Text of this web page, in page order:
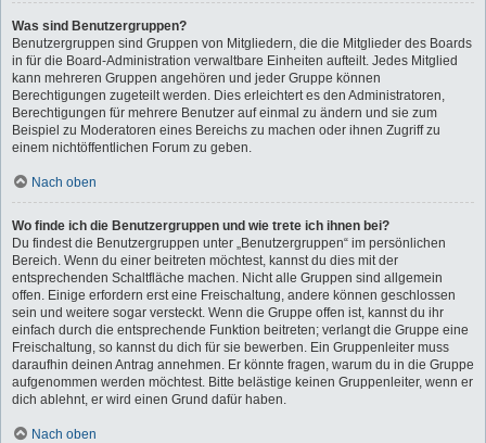
Was sind Benutzergruppen?
Benutzergruppen sind Gruppen von Mitgliedern, die die Mitglieder des Boards
in für die Board-Administration verwaltbare Einheiten aufteilt. Jedes Mitglied
kann mehreren Gruppen angehören und jeder Gruppe können
Berechtigungen zugeteilt werden. Dies erleichtert es den Administratoren,
Berechtigungen für mehrere Benutzer auf einmal zu ändern und sie zum
Beispiel zu Moderatoren eines Bereichs zu machen oder ihnen Zugriff zu
einem nichtöffentlichen Forum zu geben.
Nach oben
Wo finde ich die Benutzergruppen und wie trete ich ihnen bei?
Du findest die Benutzergruppen unter „Benutzergruppen“ im persönlichen
Bereich. Wenn du einer beitreten möchtest, kannst du dies mit der
entsprechenden Schaltfläche machen. Nicht alle Gruppen sind allgemein
offen. Einige erfordern erst eine Freischaltung, andere können geschlossen
sein und weitere sogar versteckt. Wenn die Gruppe offen ist, kannst du ihr
einfach durch die entsprechende Funktion beitreten; verlangt die Gruppe eine
Freischaltung, so kannst du dich für sie bewerben. Ein Gruppenleiter muss
daraufhin deinen Antrag annehmen. Er könnte fragen, warum du in die Gruppe
aufgenommen werden möchtest. Bitte belästige keinen Gruppenleiter, wenn er
dich ablehnt, er wird einen Grund dafür haben.
Nach oben